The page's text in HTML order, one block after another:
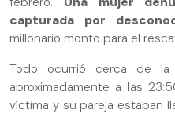
capturada por
millonario monto para el
Todo ocurrió cerca de la
aproximadamente a las
víctima y su pareja estaban